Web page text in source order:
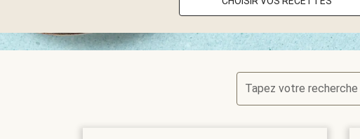
Tapez votre recherche